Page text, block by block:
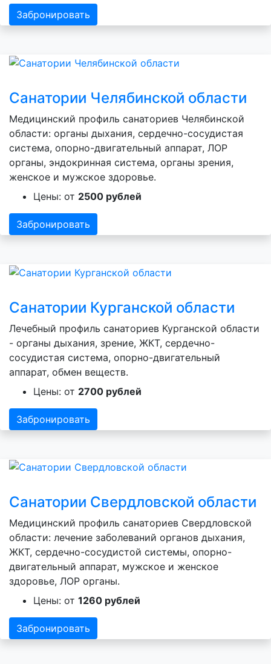
Забронировать
Санатории Челябинской области
Медицинский профиль санаториев Челябинской
области: органы дыхания, сердечно-сосудистая
система, опорно-двигательный аппарат, ЛОР
органы, эндокринная система, органы зрения,
женское и мужское здоровье.
Цены: от 2500 рублей
Забронировать
Санатории Курганской области
Лечебный профиль санаториев Курганской области
- органы дыхания, зрение, ЖКТ, сердечно-
сосудистая система, опорно-двигательный
аппарат, обмен веществ.
Цены: от 2700 рублей
Забронировать
Санатории Свердловской области
Медицинский профиль санаториев Свердловской
области: лечение заболеваний органов дыхания,
ЖКТ, сердечно-сосудистой системы, опорно-
двигательный аппарат, мужское и женское
здоровье, ЛОР органы.
Цены: от 1260 рублей
Забронировать